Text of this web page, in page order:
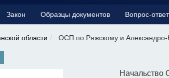
Закон Образцы документов Вопрос-ответ
области ОСП по Ряжскому и
Начальство